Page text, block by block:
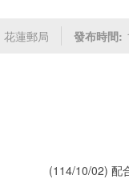
花蓮郵局 發布時間:
(114/10/02) 配